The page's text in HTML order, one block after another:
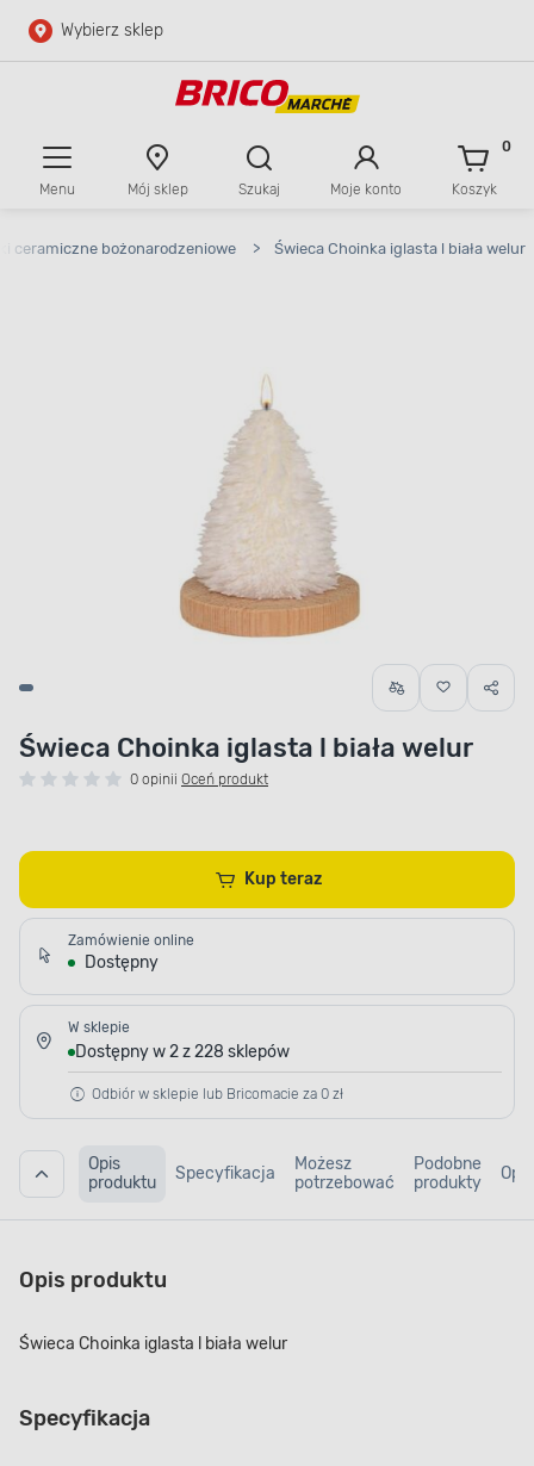
Przejdź do głównej zawartości
Wybierz sklep
Menu Mój sklep Szukaj Moje konto Koszyk
0
ceramiczne bożonarodzeniowe > Świeca Choinka iglasta l biała welur
Świeca Choinka iglasta l biała welur
0 opinii Oceń produkt
Kup teraz
Zamówienie online
Dostępny
W sklepie
Dostępny w 2 z 228 sklepów
Odbiór w sklepie lub Bricomacie za 0 zł
Opis
produktu
Specyfikacja
Możesz
potrzebować
Podobne
produkty
Opis produktu
Świeca Choinka iglasta l biała welur
Specyfikacja